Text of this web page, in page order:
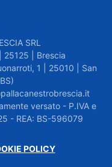
SRL
25125 | Brescia
1 | 25010 | San
versato - P.IVA e
- REA: BS-596079
POLICY